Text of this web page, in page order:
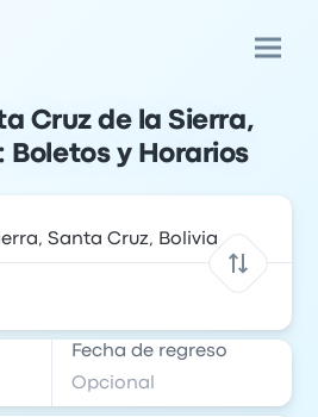
Cruz de la Sierra,
Boletos y Horarios
Fecha de regreso